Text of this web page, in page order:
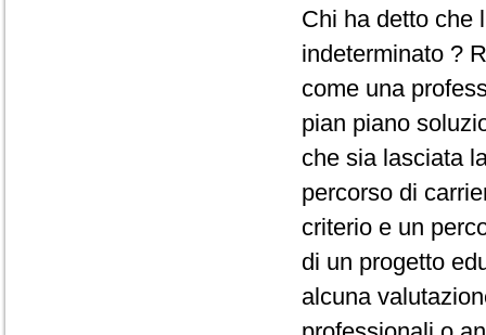
Chi ha detto che
indeterminato ?
come una
pian piano
che sia lasciata
percorso di
criterio e un
di un progetto
alcuna